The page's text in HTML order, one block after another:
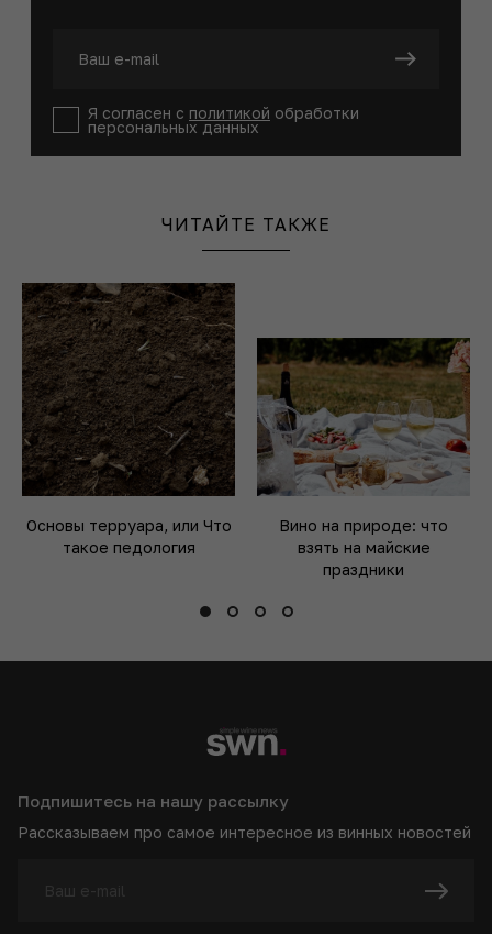
Я согласен с политикой обработки
персональных данных
ЧИТАЙТЕ ТАКЖЕ
Основы терруара, или Что
такое педология
Вино на природе: что
взять на майские
праздники
Подпишитесь на нашу рассылку
Рассказываем про самое интересное из винных новостей